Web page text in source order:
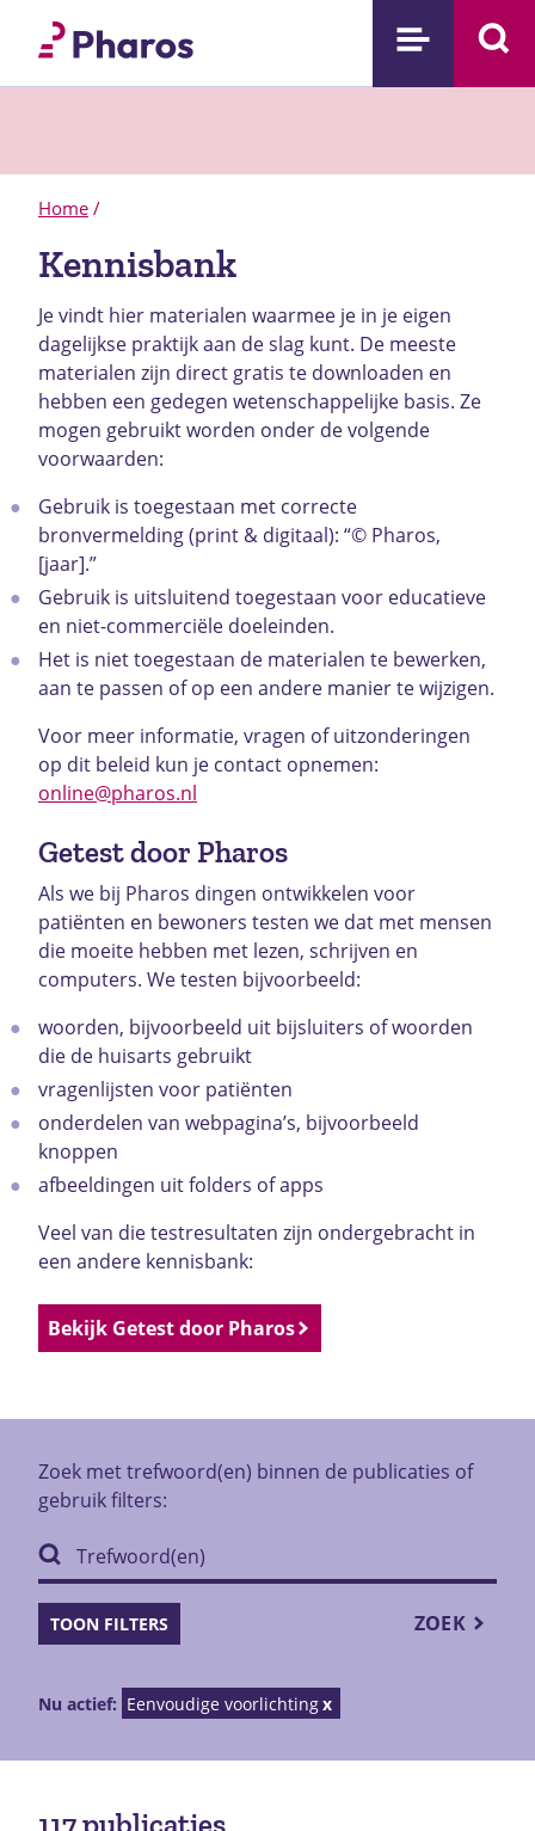
Home /
Kennisbank
Je vindt hier materialen waarmee je in je eigen
dagelijkse praktijk aan de slag kunt. De meeste
materialen zijn direct gratis te downloaden en
hebben een gedegen wetenschappelijke basis. Ze
mogen gebruikt worden onder de volgende
voorwaarden:
Gebruik is toegestaan met correcte
bronvermelding (print & digitaal): “© Pharos,
[jaar].”
Gebruik is uitsluitend toegestaan voor educatieve
en niet-commerciële doeleinden.
Het is niet toegestaan de materialen te bewerken,
aan te passen of op een andere manier te wijzigen.
Voor meer informatie, vragen of uitzonderingen
op dit beleid kun je contact opnemen:
online@pharos.nl
Getest door Pharos
Als we bij Pharos dingen ontwikkelen voor
patiënten en bewoners testen we dat met mensen
die moeite hebben met lezen, schrijven en
computers. We testen bijvoorbeeld:
woorden, bijvoorbeeld uit bijsluiters of woorden
die de huisarts gebruikt
vragenlijsten voor patiënten
onderdelen van webpagina’s, bijvoorbeeld
knoppen
afbeeldingen uit folders of apps
Veel van die testresultaten zijn ondergebracht in
een andere kennisbank:
Bekijk Getest door Pharos
Zoek met trefwoord(en) binnen de publicaties of
gebruik filters:
ZOEK
TOON FILTERS
Nu actief: Eenvoudige voorlichting